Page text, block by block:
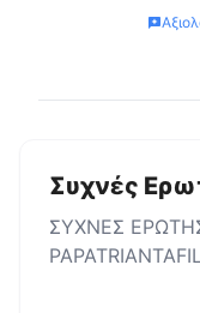
Συχνές
ΣΥΧΝΕΣ